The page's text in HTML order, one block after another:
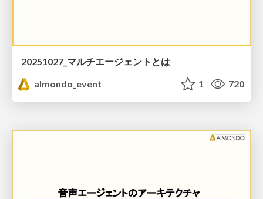
20251027_マルチエージェントとは
almondo_event
1 720